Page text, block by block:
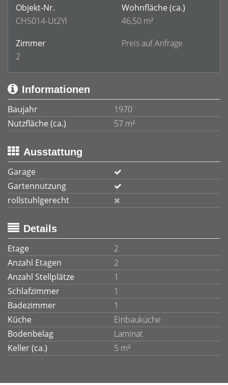
Objekt-Nr.
CH5014-Ut2Yl
Wohnfläche (ca.)
46,50 m²
Zimmer
2
Preis auf Anfrage
Informationen
Baujahr
1970
Nutzfläche (ca.)
57 m²
Ausstattung
Garage
Gartennutzung
rollstuhlgerecht
Details
Etage
2
Anzahl Etagen
2
Anzahl Stellplätze
1
Schlafzimmer
1
Badezimmer
1
Küche
Einbauküche
Bodenbelag
Laminat
Keller (ca.)
5 m²